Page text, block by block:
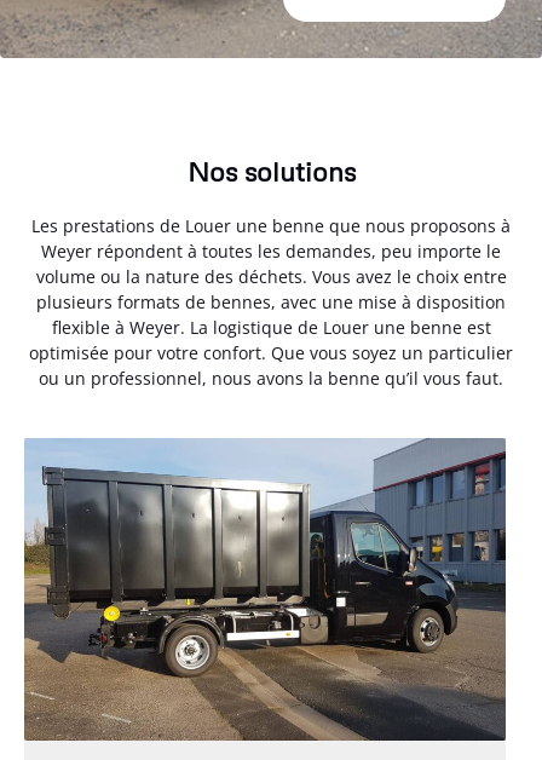
Nos solutions
Les prestations de Louer une benne que nous proposons à
Weyer répondent à toutes les demandes, peu importe le
volume ou la nature des déchets. Vous avez le choix entre
plusieurs formats de bennes, avec une mise à disposition
flexible à Weyer. La logistique de Louer une benne est
optimisée pour votre confort. Que vous soyez un particulier
ou un professionnel, nous avons la benne qu’il vous faut.